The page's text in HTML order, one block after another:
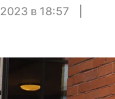
в 18:57